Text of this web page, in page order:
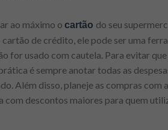
ao máximo o cartão do seu
de crédito, ele pode ser uma
for usado com cautela. Para evitar
é sempre anotar todas as
Além disso, planeje as compras com
com descontos maiores para quem